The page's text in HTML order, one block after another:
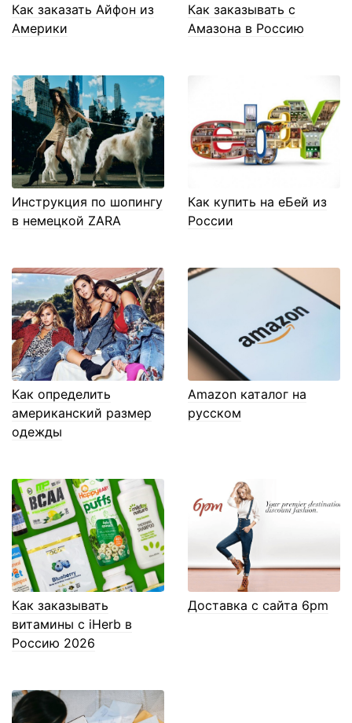
Как заказать Айфон из
Америки
Как заказывать с
Амазона в Россию
Инструкция по шопингу
в немецкой ZARA
Как купить на еБей из
России
Как определить
американский размер
одежды
Amazon каталог на
русском
Как заказывать
витамины с iHerb в
Россию 2026
Доставка с сайта 6pm